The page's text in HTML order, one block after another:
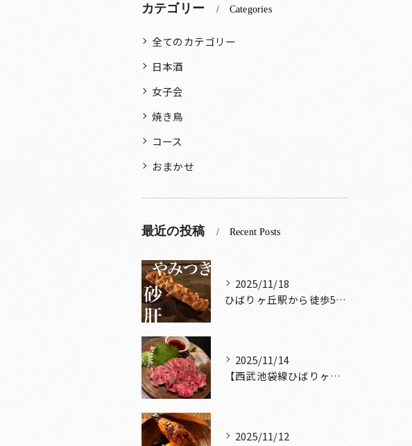
カテゴリー Categories
全てのカテゴリー
日本酒
女子会
焼き鳥
コース
おまかせ
最近の投稿 Recent Posts
2025/11/18
ひばりヶ丘駅から徒歩5分🚶‍♀️雰囲気の良い居酒屋をお探しな...
2025/11/14
【西武池袋線ひばりヶ丘駅】から徒歩5分🚶
2025/11/12